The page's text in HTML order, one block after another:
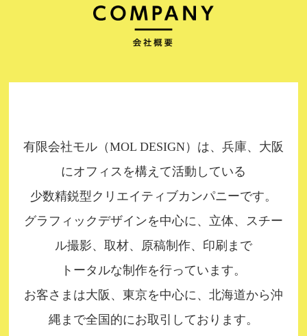
2018年8月13日（月）～15日（水）は夏季休
しますが、よろしくお願い申し上げます。
ルデンウィーク休業とさせていただきま
す。ご迷惑をおかけしますが、よろしくお
願い申し上げます。
2018.02.09
有限会社モル（MOL DESIGN）は、兵庫、大阪
にオフィスを構えて活動している
少数精鋭型クリエイティブカンパニーです。
グラフィックデザインを中心に、立体、スチー
ル撮影、取材、原稿制作、印刷まで
トータルな制作を行っています。
お客さまは大阪、東京を中心に、北海道から沖
縄まで全国的にお取引しております。